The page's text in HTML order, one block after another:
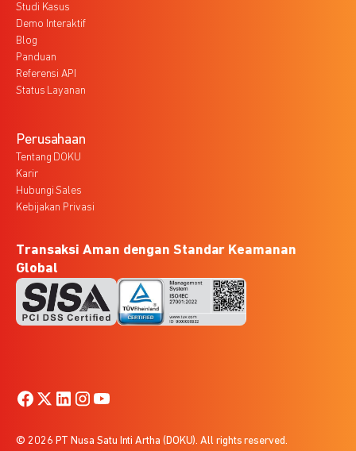
Studi Kasus
Demo Interaktif
Blog
Panduan
Referensi API
Status Layanan
Perusahaan
Tentang DOKU
Karir
Hubungi Sales
Kebijakan Privasi
Transaksi Aman dengan Standar Keamanan
Global
© 2026 PT Nusa Satu Inti Artha (DOKU). All rights reserved.